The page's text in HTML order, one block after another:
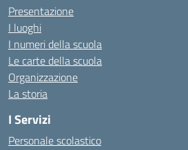
Presentazione
I luoghi
I numeri della scuola
Le carte della scuola
Organizzazione
La storia
I Servizi
Personale scolastico